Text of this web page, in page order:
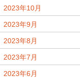
2023年10月
2023年9月
2023年8月
2023年7月
2023年6月